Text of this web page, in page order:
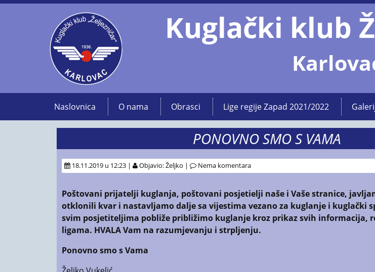
Kuglački klub
Naslovnica O nama Obrasci Lige regije Zapad 2021/2022
PONOVNO SMO S VAMA
18.11.2019 u 12:23 | Objavio: Željko | Nema komentara
Poštovani prijatelji kuglanja, poštovani posjetielji naše i Vaše stranice,
otklonili kvar i nastavljamo dalje sa vijestima vezano za kuglanje i kuglački
svim posjetiteljima pobliže približimo kuglanje kroz prikaz svih informacija,
ligama. HVALA Vam na razumjevanju i strpljenju.
Ponovno smo s Vama